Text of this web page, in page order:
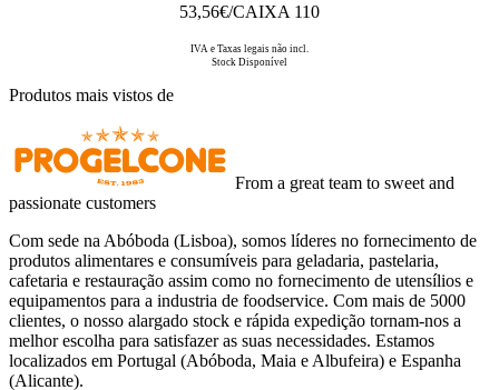
53,56€/CAIXA 110
IVA e Taxas legais não incl.
Stock Disponível
Produtos mais vistos de
From a great team to sweet and
passionate customers
Com sede na Abóboda (Lisboa), somos líderes no fornecimento de
produtos alimentares e consumíveis para geladaria, pastelaria,
cafetaria e restauração assim como no fornecimento de utensílios e
equipamentos para a industria de foodservice. Com mais de 5000
clientes, o nosso alargado stock e rápida expedição tornam-nos a
melhor escolha para satisfazer as suas necessidades. Estamos
localizados em Portugal (Abóboda, Maia e Albufeira) e Espanha
(Alicante).